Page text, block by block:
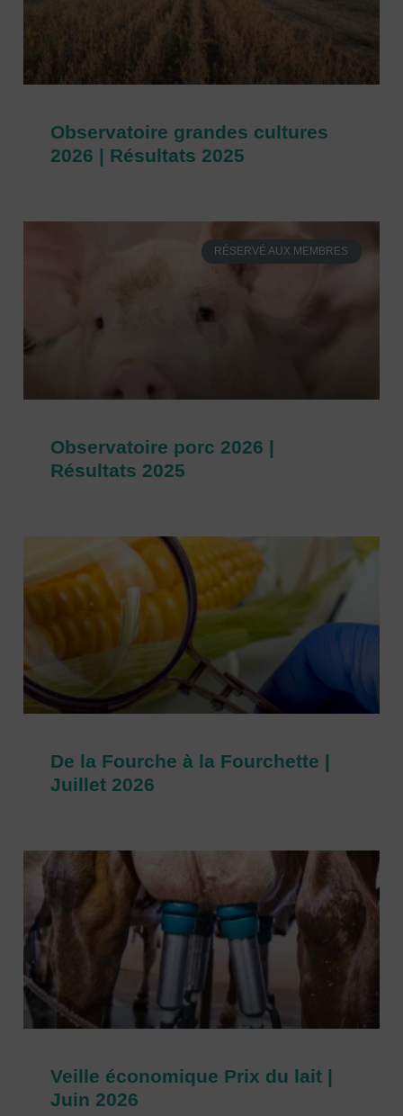
Observatoire grandes cultures
2026 | Résultats 2025
RÉSERVÉ AUX MEMBRES
Observatoire porc 2026 |
Résultats 2025
De la Fourche à la Fourchette |
Juillet 2026
Veille économique Prix du lait |
Juin 2026